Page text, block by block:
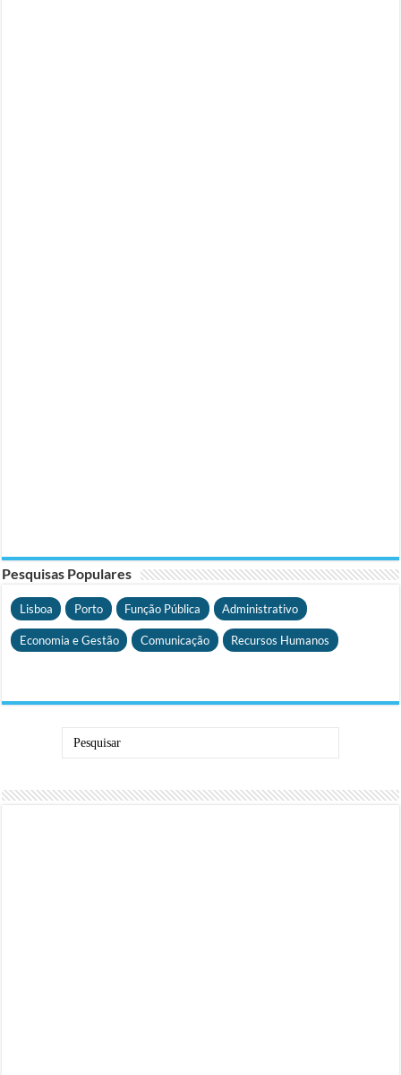
Pesquisas Populares
Lisboa Porto Função Pública Administrativo
Economia e Gestão Comunicação Recursos Humanos